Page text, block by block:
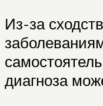
Из-за
диагноза